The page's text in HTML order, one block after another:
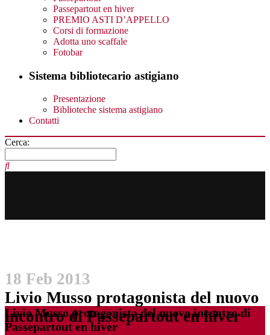
Passepartout en hiver
PREMIO ASTI D’APPELLO
Corsi di formazione
Adotta uno scaffale
Fotobar
Sistema bibliotecario astigiano
Presentazione
Biblioteche sistema astigiano
Contatti
Cerca:
Livio Musso protagonista del nuovo incontro di
Passepartout en hiver
18 Feb 2013
Livio Musso protagonista del nuovo
incontro di Passepartout en hiver